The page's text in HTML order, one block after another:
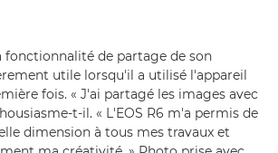
fonctionnalité de partage de son
utile lorsqu'il a utilisé l'appareil
fois. « J'ai partagé les images avec
t-il. « L'EOS R6 m'a permis de
dimension à tous mes travaux et